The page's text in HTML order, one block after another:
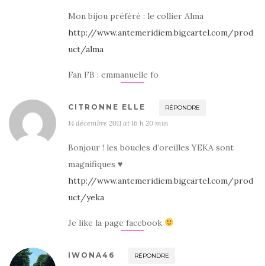
Mon bijou préféré : le collier Alma
http://www.antemeridiem.bigcartel.com/prod
uct/alma
Fan FB : emmanuelle fo
CITRONNE ELLE RÉPONDRE
14 décembre 2011 at 16 h 20 min
Bonjour ! les boucles d’oreilles YEKA sont
magnifiques ♥
http://www.antemeridiem.bigcartel.com/prod
uct/yeka
Je like la page facebook
IWONA46 RÉPONDRE